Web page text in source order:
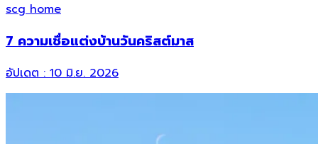
scg home
7 ความเชื่อแต่งบ้านวันคริสต์มาส
อัปเดต : 10 มิ.ย. 2026